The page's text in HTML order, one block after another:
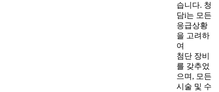
습니다. 청
담i는 모든
응급상황
을 고려하
여
첨단 장비
를 갖추었
으며, 모든
시술 및 수